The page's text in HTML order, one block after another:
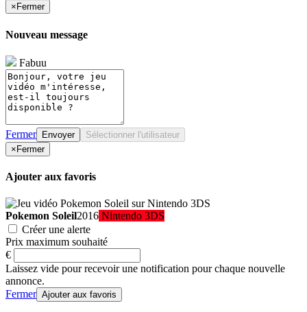
× Fermer
Nouveau message
Fabuu
Fermer Envoyer
Sélectionner l'utilisateur
× Fermer
Ajouter aux favoris
Pokemon Soleil2016 Nintendo 3DS
Créer une alerte
Prix maximum souhaité
€
Laissez vide pour recevoir une notification pour chaque nouvelle
annonce.
Fermer Ajouter aux favoris